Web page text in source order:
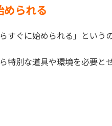
られる
らすぐに始められる」とい
特別な道具や環境を必要と